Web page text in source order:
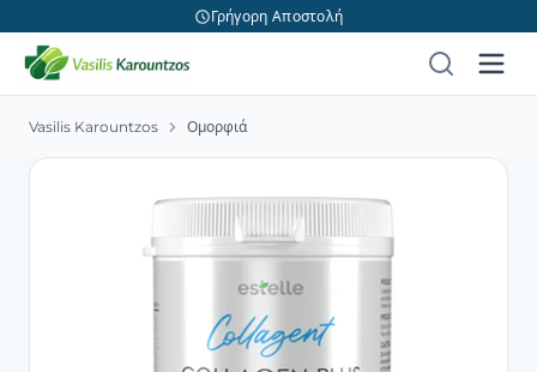
Γρήγορη Αποστολή
Vasilis Karountzos Ομορφιά